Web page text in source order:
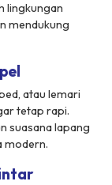
lingkungan
mendukung
atau lemari
tetap rapi.
suasana lapang
modern.